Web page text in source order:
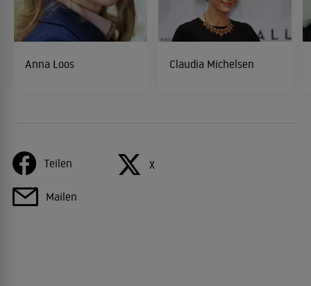
Anna Loos Claudia Michelsen
Teilen X
Mailen